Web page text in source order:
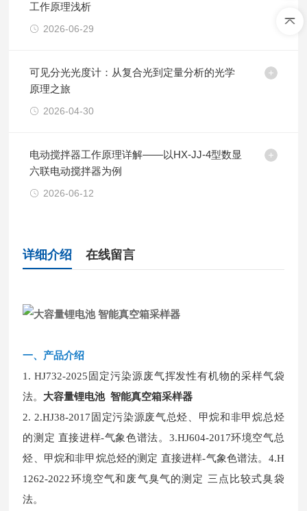
工作原理浅析
2026-06-29
可见分光光度计：从复合光到定量分析的光学
原理之旅
2026-04-30
电动搅拌器工作原理详解——以HX-JJ-4型数显
六联电动搅拌器为例
2026-06-12
详细介绍 在线留言
一、 产品介绍
1.HJ732-2025固定污染源废气挥发性有机物的采样气袋
法。 大容量锂电池 智能真空箱采样器
2. 2.HJ38-2017固定污染源废气总烃、甲烷和非甲烷总烃
的测定 直接进样-气象色谱法。3.HJ604-2017环境空气总
烃、甲烷和非甲烷总烃的测定 直接进样-气象色谱法。4.H
1262-2022环境空气和废气臭气的测定 三点比较式臭袋
法。